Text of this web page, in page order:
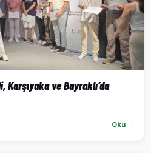
ve Bayraklı’da
Oku →